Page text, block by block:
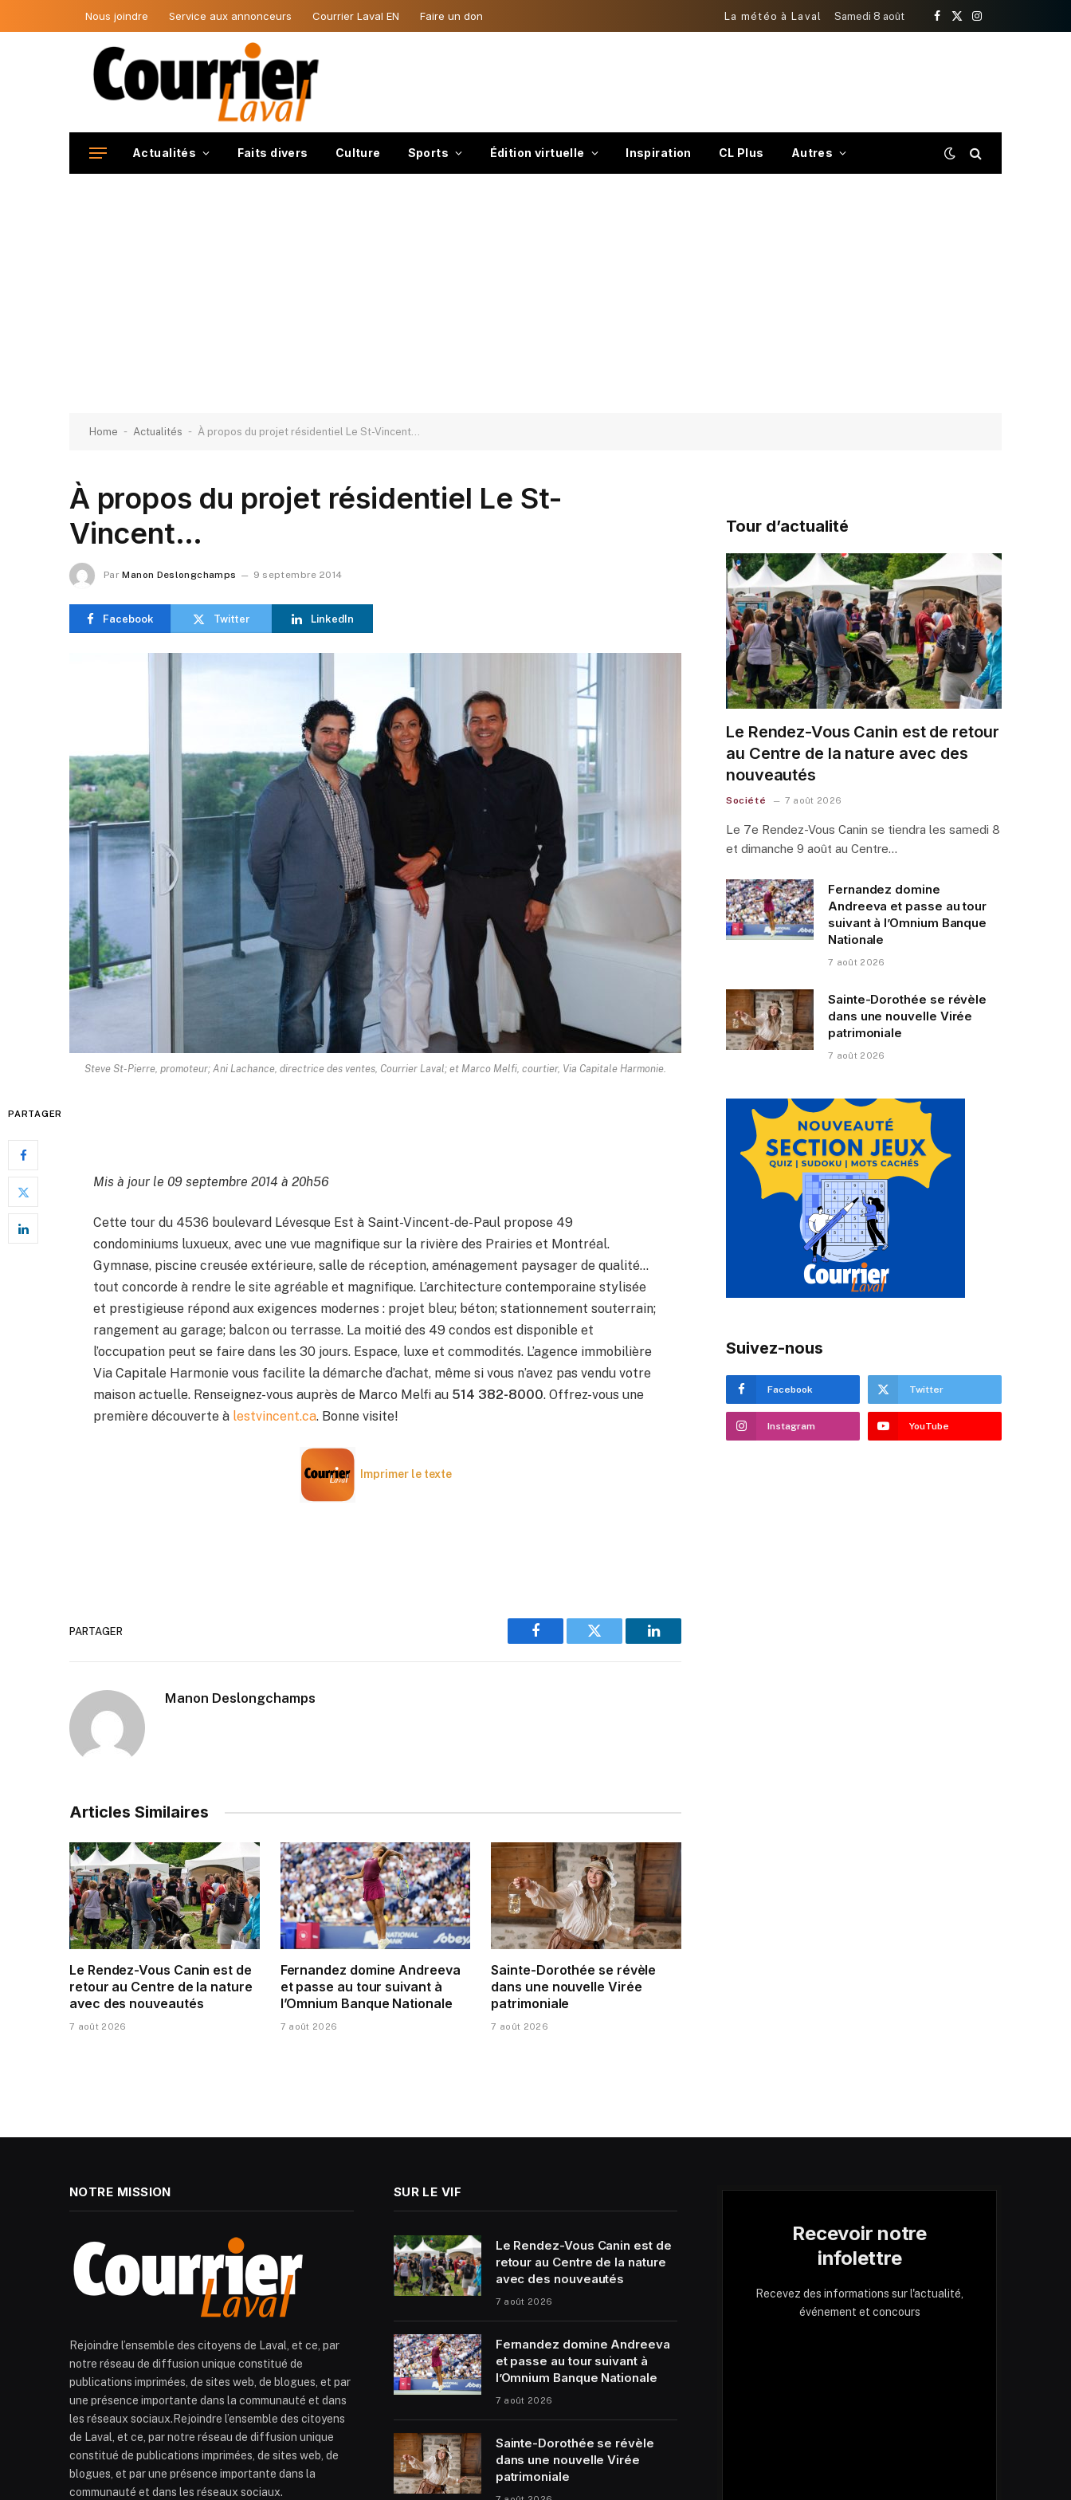
Nous joindre Service aux annonceurs Courrier Laval EN Faire un don La météo à Laval Samedi 8 août
Facebook
X
Instagram
Actualités Faits divers Culture Sports Édition virtuelle Inspiration CL Plus Autres
Home - Actualités - À propos du projet résidentiel Le St-Vincent…
À propos du projet résidentiel Le St-
Vincent…
Par Manon Deslongchamps 9 septembre 2014
Facebook Twitter LinkedIn
Steve St-Pierre, promoteur; Ani Lachance, directrice des ventes, Courrier Laval; et Marco Melfi, courtier, Via Capitale Harmonie.
PARTAGER
Mis à jour le 09 septembre 2014 à 20h56
Cette tour du 4536 boulevard Lévesque Est à Saint-Vincent-de-Paul propose 49
condominiums luxueux, avec une vue magnifique sur la rivière des Prairies et Montréal.
Gymnase, piscine creusée extérieure, salle de réception, aménagement paysager de qualité…
tout concorde à rendre le site agréable et magnifique. L’architecture contemporaine stylisée
et prestigieuse répond aux exigences modernes : projet bleu; béton; stationnement souterrain;
rangement au garage; balcon ou terrasse. La moitié des 49 condos est disponible et
l’occupation peut se faire dans les 30 jours. Espace, luxe et commodités. L’agence immobilière
Via Capitale Harmonie vous facilite la démarche d’achat, même si vous n’avez pas vendu votre
maison actuelle. Renseignez-vous auprès de Marco Melfi au 514 382-8000. Offrez-vous une
première découverte à lestvincent.ca. Bonne visite!
Imprimer le texte
PARTAGER
Facebook Twitter LinkedIn
Manon Deslongchamps
Articles Similaires
Le Rendez-Vous Canin est de
retour au Centre de la nature
avec des nouveautés
7 août 2026
Fernandez domine Andreeva
et passe au tour suivant à
l’Omnium Banque Nationale
7 août 2026
Sainte-Dorothée se révèle
dans une nouvelle Virée
patrimoniale
7 août 2026
Tour d’actualité
Le Rendez-Vous Canin est de retour
au Centre de la nature avec des
nouveautés
Société 7 août 2026
Le 7e Rendez-Vous Canin se tiendra les samedi 8
et dimanche 9 août au Centre…
Fernandez domine
Andreeva et passe au tour
suivant à l’Omnium Banque
Nationale
7 août 2026
Sainte-Dorothée se révèle
dans une nouvelle Virée
patrimoniale
7 août 2026
Suivez-nous
Facebook Twitter
Instagram YouTube
NOTRE MISSION
Rejoindre l’ensemble des citoyens de Laval, et ce, par
notre réseau de diffusion unique constitué de
publications imprimées, de sites web, de blogues, et par
une présence importante dans la communauté et dans
les réseaux sociaux.Rejoindre l’ensemble des citoyens
de Laval, et ce, par notre réseau de diffusion unique
constitué de publications imprimées, de sites web, de
blogues, et par une présence importante dans la
communauté et dans les réseaux sociaux.
SUR LE VIF
Le Rendez-Vous Canin est de
retour au Centre de la nature
avec des nouveautés
7 août 2026
Fernandez domine Andreeva
et passe au tour suivant à
l’Omnium Banque Nationale
7 août 2026
Sainte-Dorothée se révèle
dans une nouvelle Virée
patrimoniale
Recevoir notre
infolettre
Recevez des informations sur l'actualité,
événement et concours